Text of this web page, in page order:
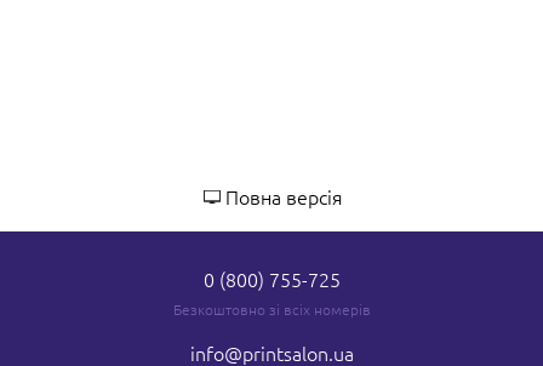
Повна версія
0 (800) 755-725
Безкоштовно зі всіх номерів
info@printsalon.ua